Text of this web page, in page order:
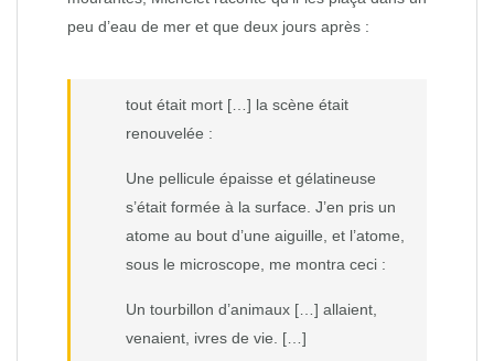
peu d’eau de mer et que deux jours après :
tout était mort […] la scène était
renouvelée :
Une pellicule épaisse et gélatineuse
s’était formée à la surface. J’en pris un
atome au bout d’une aiguille, et l’atome,
sous le microscope, me montra ceci :
Un tourbillon d’animaux […] allaient,
venaient, ivres de vie. […]